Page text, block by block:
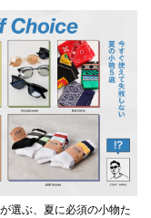
選ぶ、夏に必須の小物た